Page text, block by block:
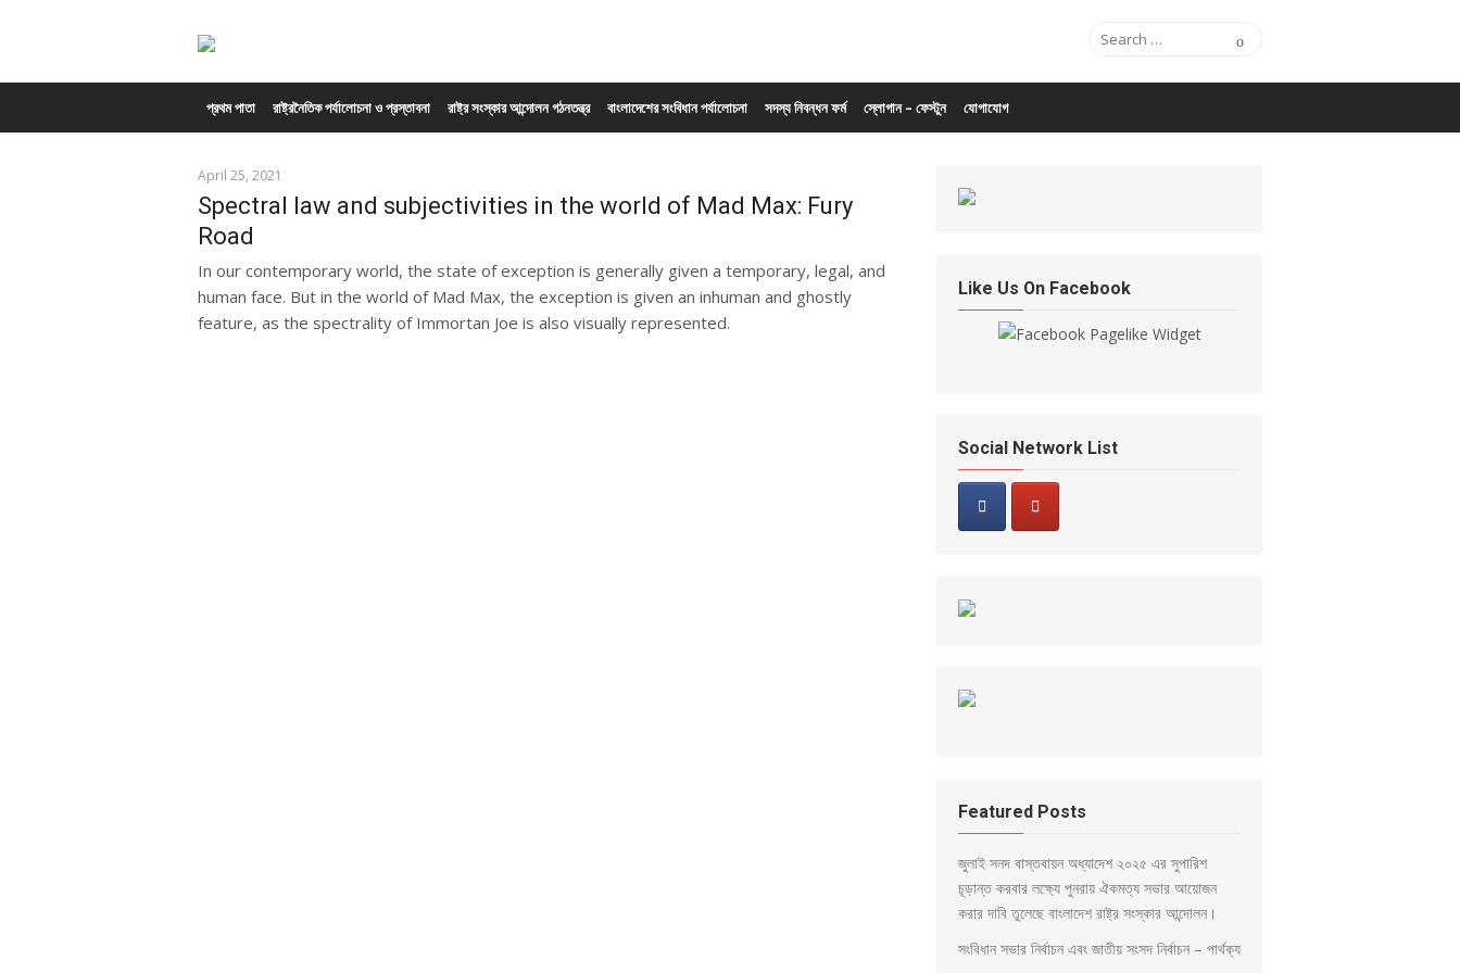
Search for:
প্রথম পাতা রাষ্ট্রনৈতিক পর্যালোচনা ও প্রস্তাবনা রাষ্ট্র সংস্কার আন্দোলন গঠনতন্ত্র বাংলাদেশের সংবিধান পর্যালোচনা সদস্য নিবন্ধন ফর্ম স্লোগান – ফেস্টুন যোগাযোগ
April 25, 2021
Spectral law and subjectivities in the world of Mad Max: Fury
Road
In our contemporary world, the state of exception is generally given a temporary, legal, and
human face. But in the world of Mad Max, the exception is given an inhuman and ghostly
feature, as the spectrality of Immortan Joe is also visually represented.
Like Us On Facebook
Social Network List
Featured Posts
জুলাই সনদ বাস্তবায়ন অধ্যাদেশ ২০২৫ এর সুপারিশ
চূড়ান্ত করবার লক্ষ্যে পুনরায় ঐকমত্য সভার আয়োজন
করার দাবি তুলেছে বাংলাদেশ রাষ্ট্র সংস্কার আন্দোলন।
সংবিধান সভার নির্বাচন এবং জাতীয় সংসদ নির্বাচন – পার্থক্য